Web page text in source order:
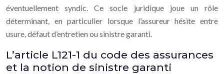
éventuellement syndic. Ce socle juridique joue un rôle
déterminant, en particulier lorsque l’assureur hésite entre
usure, défaut d’entretien ou sinistre garanti.
L’article L121-1 du code des assurances
et la notion de sinistre garanti